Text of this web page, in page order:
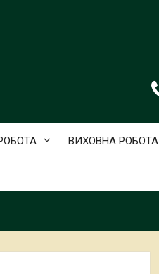
ВИХОВНА РОБОТА